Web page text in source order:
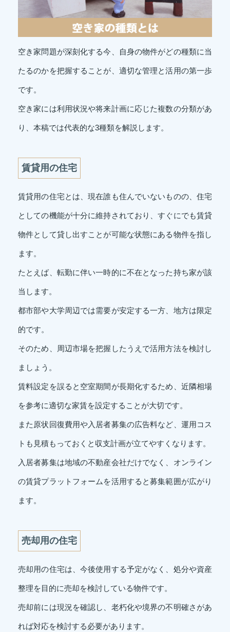
空き家問題が深刻化する今、自身の物件がどの種類に当
たるのかを把握することが、適切な管理と活用の第一歩
です。
空き家には利用状況や将来計画に応じた複数の分類があ
り、本稿では代表的な3種類を解説します。
賃貸用の住宅
賃貸用の住宅とは、現在誰も住んでいないものの、住宅
としての機能が十分に維持されており、すぐにでも賃貸
物件として貸し出すことが可能な状態にある物件を指し
ます。
たとえば、転勤に伴い一時的に不在となった持ち家が該
当します。
都市部や大学周辺では需要が安定する一方、地方は限定
的です。
そのため、周辺市場を把握したうえで活用方法を検討し
ましょう。
賃料設定を誤ると空室期間が長期化するため、近隣相場
を参考に適切な家賃を設定することが大切です。
また原状回復費用や入居者募集の広告料など、運用コス
トも見積もっておくと収支計画が立てやすくなります。
入居者募集は地域の不動産会社だけでなく、オンライン
の賃貸プラットフォームを活用すると募集範囲が広がり
ます。
売却用の住宅
売却用の住宅は、今後使用する予定がなく、処分や資産
整理を目的に売却を検討している物件です。
売却前には現況を確認し、老朽化や境界の不明確さがあ
れば対応を検討する必要があります。